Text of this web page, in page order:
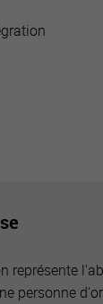
représente
personne